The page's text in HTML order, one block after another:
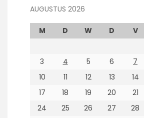
AUGUSTUS 2026
M D W D V
3
4 5 6 7
10
11 12 13 14
17
18 19 20 21
24
25 26 27 28